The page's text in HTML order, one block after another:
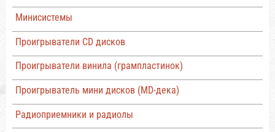
Минисистемы
Проигрыватели CD дисков
Проигрыватели винила (грампластинок)
Проигрыватель мини дисков (MD-дека)
Радиоприемники и радиолы